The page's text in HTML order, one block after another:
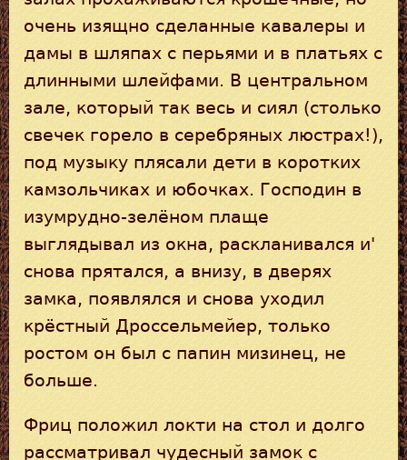
очень изящно сделанные кавалеры и
дамы в шляпах с перьями и в платьях с
длинными шлейфами. В центральном
зале, который так весь и сиял (столько
свечек горело в серебряных люстрах!),
под музыку плясали дети в коротких
камзольчиках и юбочках. Господин в
изумрудно-зелёном плаще
выглядывал из окна, раскланивался и'
снова прятался, а внизу, в дверях
замка, появлялся и снова уходил
крёстный Дроссельмейер, только
ростом он был с папин мизинец, не
больше.
Фриц положил локти на стол и долго
рассматривал чудесный замок с